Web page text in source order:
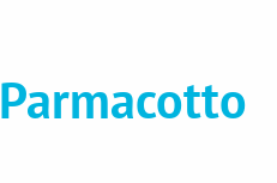
Parmacotto